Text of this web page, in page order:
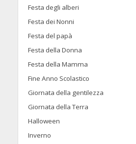
Festa degli alberi
Festa dei Nonni
Festa del papà
Festa della Donna
Festa della Mamma
Fine Anno Scolastico
Giornata della gentilezza
Giornata della Terra
Halloween
Inverno